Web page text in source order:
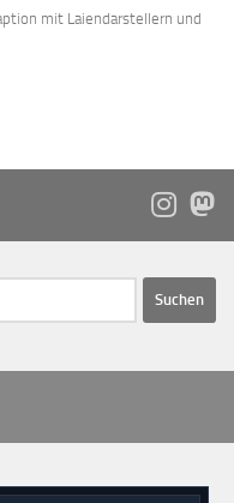
mit Laiendarstellern und